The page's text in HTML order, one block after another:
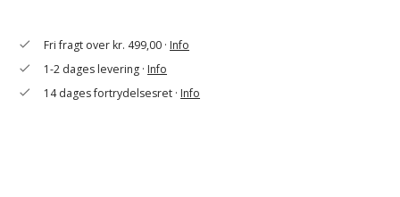
check Fri fragt over kr. 499,00 ·Info
check 1-2 dages levering ·Info
check 14 dages fortrydelsesret ·Info